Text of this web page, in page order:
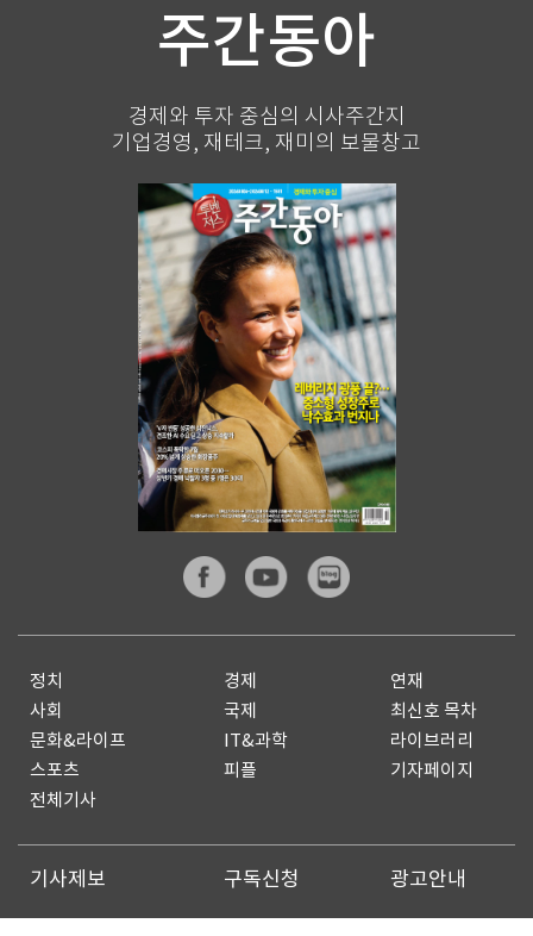
주간동아
경제와 투자 중심의 시사주간지
기업경영, 재테크, 재미의 보물창고
정치 경제
연재
사회
국제
최신호 목차
문화&라이프
IT&과학
라이브러리
스포츠
피플
기자페이지
전체기사
기사제보 구독신청 광고안내